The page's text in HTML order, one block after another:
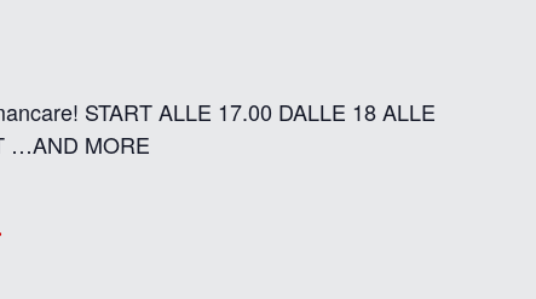
START ALLE 17.00 DALLE 18 ALLE
…AND MORE